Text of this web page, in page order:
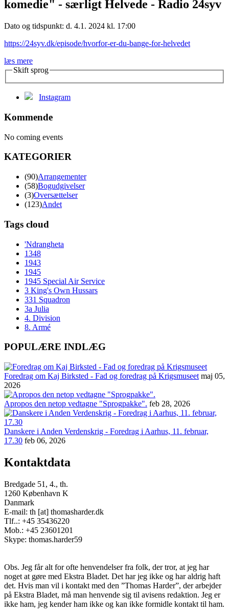
komedie" - særligt Helvede - Radio 24syv
Dato og tidspunkt: d. 4.1. 2024 kl. 17:00
https://24syv.dk/episode/hvorfor-er-du-bange-for-helvedet
læs mere
Skift sprog
Instagram
Kommende
No coming events
KATEGORIER
(90)Arrangementer
(58)Bogudgivelser
(3)Oversættelser
(123)Andet
Tags cloud
'Ndrangheta
1348
1943
1945
1945 Special Air Service
3 King's Own Hussars
331 Squadron
3a Julia
4. Division
8. Armé
POPULÆRE INDLÆG
Foredrag om Kaj Birksted - Fad og foredrag på Krigsmuseet maj 05,
2026
Apropos den netop vedtagne "Sprogpakke". feb 28, 2026
Danskere i Anden Verdenskrig - Foredrag i Aarhus, 11. februar,
17.30 feb 06, 2026
Kontaktdata
Bredgade 51, 4., th.
1260 København K
Danmark
E-mail: th [at] thomasharder.dk
Tlf..: +45 35436220
Mob.: +45 23601201
Skype: thomas.harder59
Obs. Jeg får alt for ofte henvendelser fra folk, der tror, at jeg har
noget at gøre med Ekstra Bladet. Det har jeg ikke og har aldrig haft
det. Hvis man vil i kontakt med den ”Thomas Harder”, der arbejder
på Ekstra Bladet, må man henvende sig til avisens redaktion. Jeg er
ikke ham, jeg kender ham ikke og kan ikke formidle kontakt til ham.